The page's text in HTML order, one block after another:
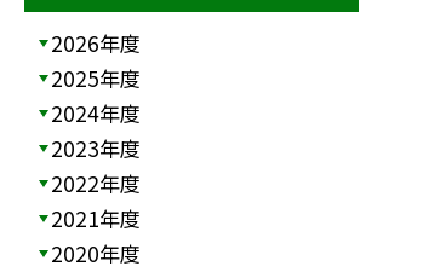
2026年度
2025年度
2024年度
2023年度
2022年度
2021年度
2020年度